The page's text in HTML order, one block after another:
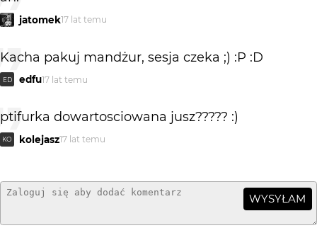
jatomek17 lat temu
Kacha pakuj mandżur, sesja czeka ;) :P :D
ED edfu17 lat temu
ptifurka dowartosciowana jusz????? :)
KO kolejasz17 lat temu
WYSYŁAM